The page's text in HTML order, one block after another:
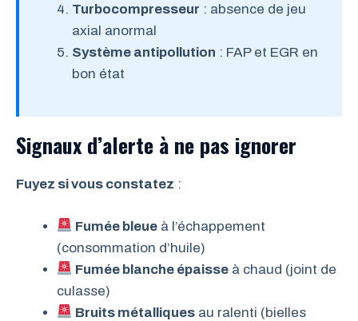
Turbocompresseur : absence de jeu
axial anormal
Système antipollution : FAP et EGR en
bon état
Signaux d’alerte à ne pas ignorer
Fuyez si vous constatez :
Fumée bleue à l’échappement
(consommation d’huile)
Fumée blanche épaisse à chaud (joint de
culasse)
Bruits métalliques au ralenti (bielles